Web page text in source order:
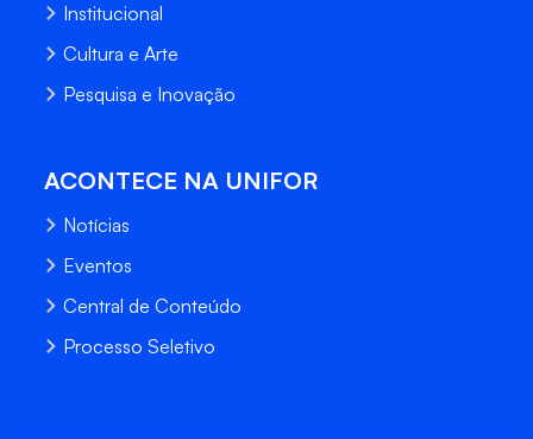
Institucional
Cultura e Arte
Pesquisa e Inovação
ACONTECE NA UNIFOR
Notícias
Eventos
Central de Conteúdo
Processo Seletivo